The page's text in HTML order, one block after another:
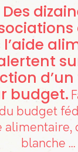
Des
budget
budget
alimentaire,
blanche ...